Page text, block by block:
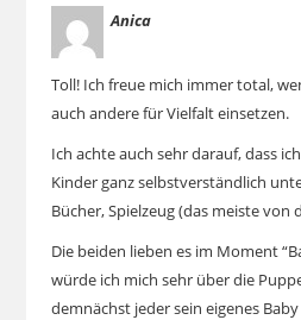
Anica
Toll! Ich freue mich immer total,
auch andere für Vielfalt einsetzen.
Ich achte auch sehr darauf, dass
Kinder ganz selbstverständlich
Bücher, Spielzeug (das meiste von
Die beiden lieben es im Moment
würde ich mich sehr über die
demnächst jeder sein eigenes